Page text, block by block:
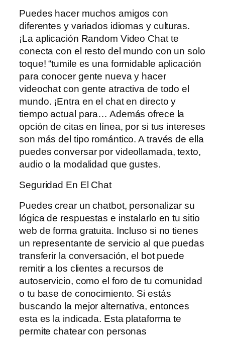
Puedes hacer muchos amigos con
diferentes y variados idiomas y culturas.
¡La aplicación Random Video Chat te
conecta con el resto del mundo con un solo
toque! “tumile es una formidable aplicación
para conocer gente nueva y hacer
videochat con gente atractiva de todo el
mundo. ¡Entra en el chat en directo y
tiempo actual para… Además ofrece la
opción de citas en línea, por si tus intereses
son más del tipo romántico. A través de ella
puedes conversar por videollamada, texto,
audio o la modalidad que gustes.
Seguridad En El Chat
Puedes crear un chatbot, personalizar su
lógica de respuestas e instalarlo en tu sitio
web de forma gratuita. Incluso si no tienes
un representante de servicio al que puedas
transferir la conversación, el bot puede
remitir a los clientes a recursos de
autoservicio, como el foro de tu comunidad
o tu base de conocimiento. Si estás
buscando la mejor alternativa, entonces
esta es la indicada. Esta plataforma te
permite chatear con personas